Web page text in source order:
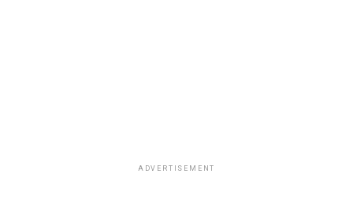
ADVERTISEMENT